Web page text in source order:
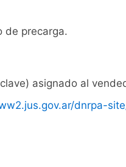
de precarga.
asignado al
dnrpa-